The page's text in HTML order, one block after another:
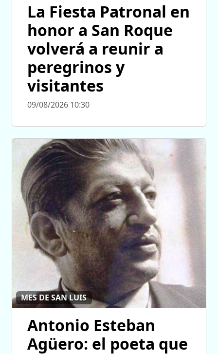
La Fiesta Patronal en
honor a San Roque
volverá a reunir a
peregrinos y
visitantes
09/08/2026 10:30
MES DE SAN LUIS
Antonio Esteban
Agüero: el poeta que